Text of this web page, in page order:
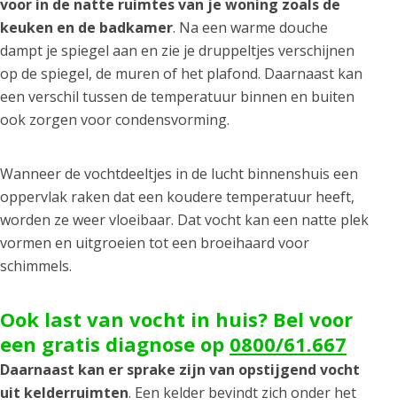
voor in de natte ruimtes van je woning zoals de
keuken en de badkamer. Na een warme douche
dampt je spiegel aan en zie je druppeltjes verschijnen
op de spiegel, de muren of het plafond. Daarnaast kan
een verschil tussen de temperatuur binnen en buiten
ook zorgen voor condensvorming.
Wanneer de vochtdeeltjes in de lucht binnenshuis een
oppervlak raken dat een koudere temperatuur heeft,
worden ze weer vloeibaar. Dat vocht kan een natte plek
vormen en uitgroeien tot een broeihaard voor
schimmels.
Ook last van vocht in huis? Bel voor
een gratis diagnose op 0800/61.667
Daarnaast kan er sprake zijn van opstijgend vocht
uit kelderruimten. Een kelder bevindt zich onder het